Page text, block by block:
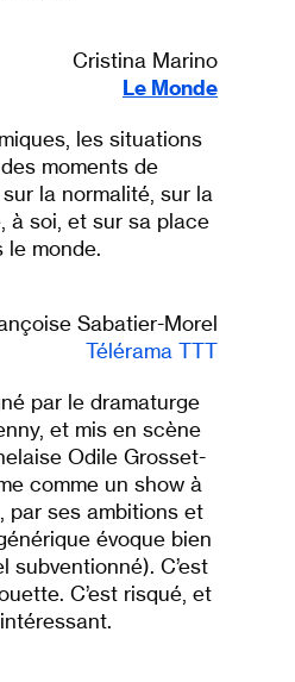
Cristina Marino
Le Monde
les situations
moments de
la normalité, sur la
à soi, et sur sa place
le monde.
Sabatier-Morel
Télérama TTT
par le dramaturge
et mis en scène
Odile Grosset-
comme un show à
par ses ambitions et
évoque bien
subventionné). C’est
C’est risqué, et